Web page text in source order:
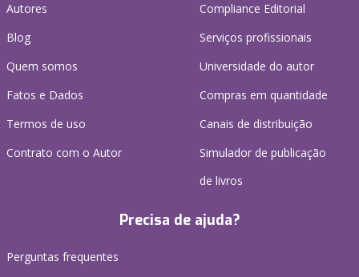
Autores
Blog
Quem somos
Fatos e Dados
Termos de uso
Contrato com o Autor
Compliance Editorial
Serviços profissionais
Universidade do autor
Compras em quantidade
Canais de distribuição
Simulador de publicação
de livros
Precisa de ajuda?
Perguntas frequentes